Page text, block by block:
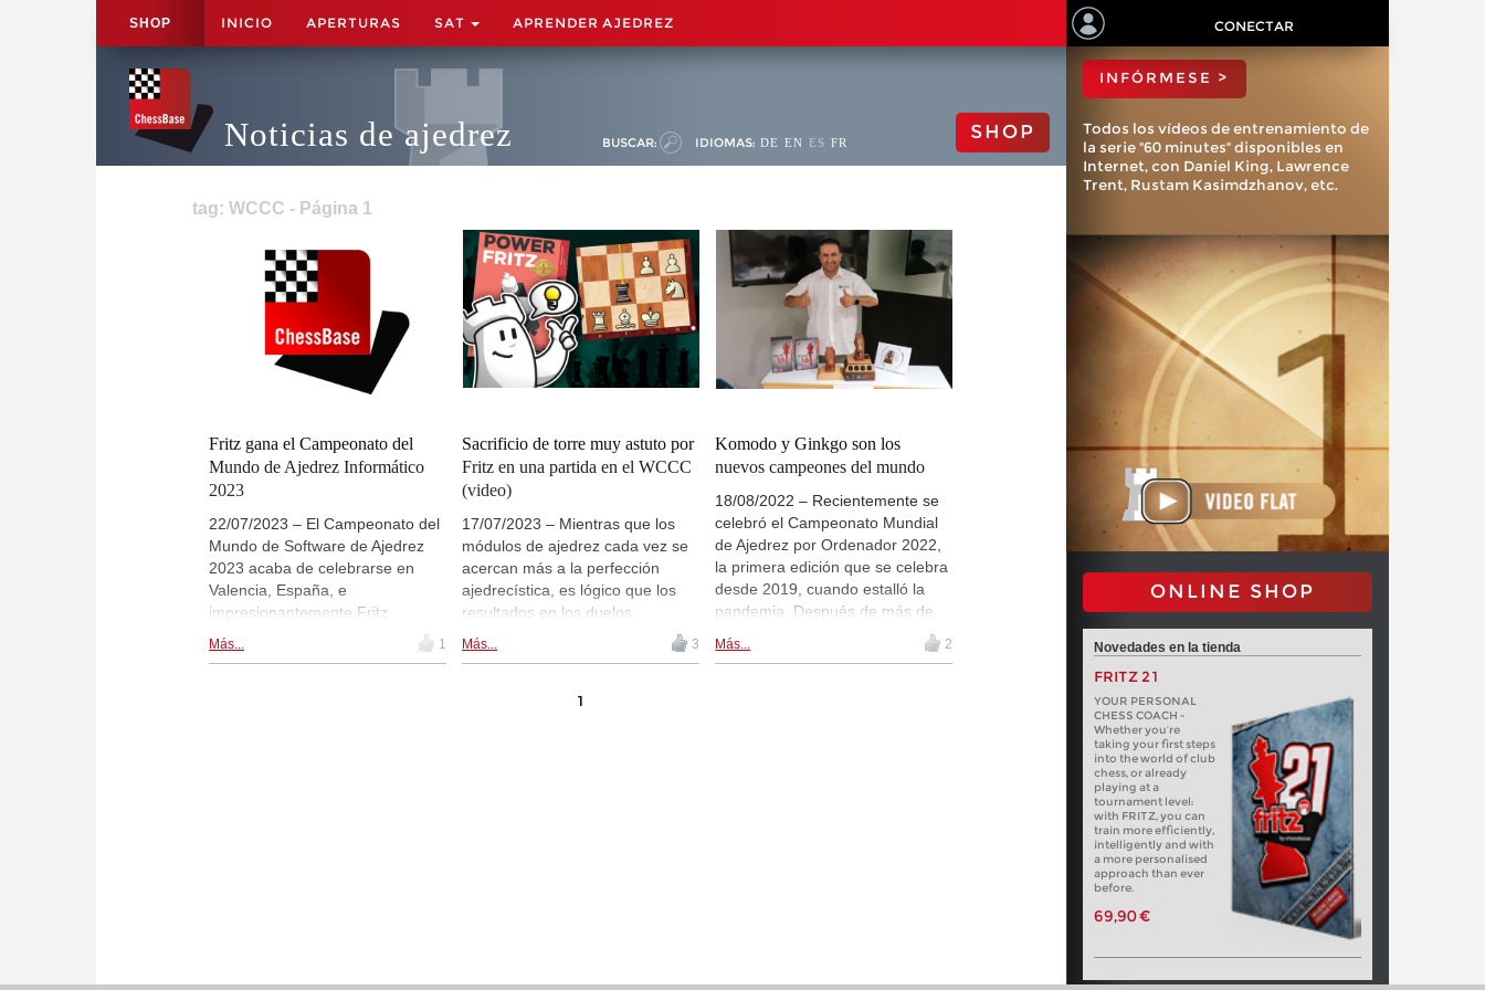
SHOP INICIO APERTURAS SAT APRENDER AJEDREZ CONECTAR
Noticias de ajedrez BUSCAR: IDIOMAS: DE EN ES FR SHOP
tag: WCCC - Página 1
Fritz gana el Campeonato del
Mundo de Ajedrez Informático
2023
22/07/2023 – El Campeonato del
Mundo de Software de Ajedrez
2023 acaba de celebrarse en
Valencia, España, e
impresionantemente Fritz
defendió su título ganándolo por
segundo año consecutivo. En
Más... 1
Sacrificio de torre muy astuto por
Fritz en una partida en el WCCC
(video)
17/07/2023 – Mientras que los
módulos de ajedrez cada vez se
acercan más a la perfección
ajedrecística, es lógico que los
resultados en los duelos
disputados entre ellos muchas
veces suelen terminar en tablas.
perfección no tiene por qué ser
Más... 3
Komodo y Ginkgo son los
nuevos campeones del mundo
18/08/2022 – Recientemente se
celebró el Campeonato Mundial
de Ajedrez por Ordenador 2022,
la primera edición que se celebra
desde 2019, cuando estalló la
pandemia. Después de más de
tuvo lugar en Viena, Austria, y los
Más... 2
1
ChessBase?
INFÓRMESE >
Todos los vídeos de entrenamiento de
la serie "60 minutes" disponibles en
Internet, con Daniel King, Lawrence
Trent, Rustam Kasimdzhanov, etc.
ONLINE SHOP
Novedades en la tienda
FRITZ 21
YOUR PERSONAL
CHESS COACH -
Whether you’re
taking your first steps
into the world of club
chess, or already
playing at a
tournament level:
with FRITZ, you can
train more efficiently,
intelligently and with
a more personalised
approach than ever
before.
69,90 €